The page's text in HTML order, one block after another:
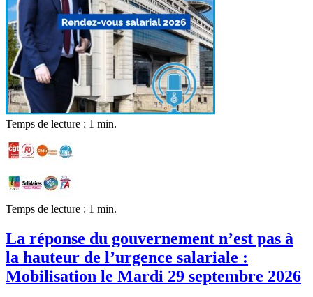
Temps de lecture : 1 min.
Temps de lecture : 1 min.
La réponse du gouvernement n’est pas à
la hauteur de l’urgence salariale :
Mobilisation le Mardi 29 septembre 2026